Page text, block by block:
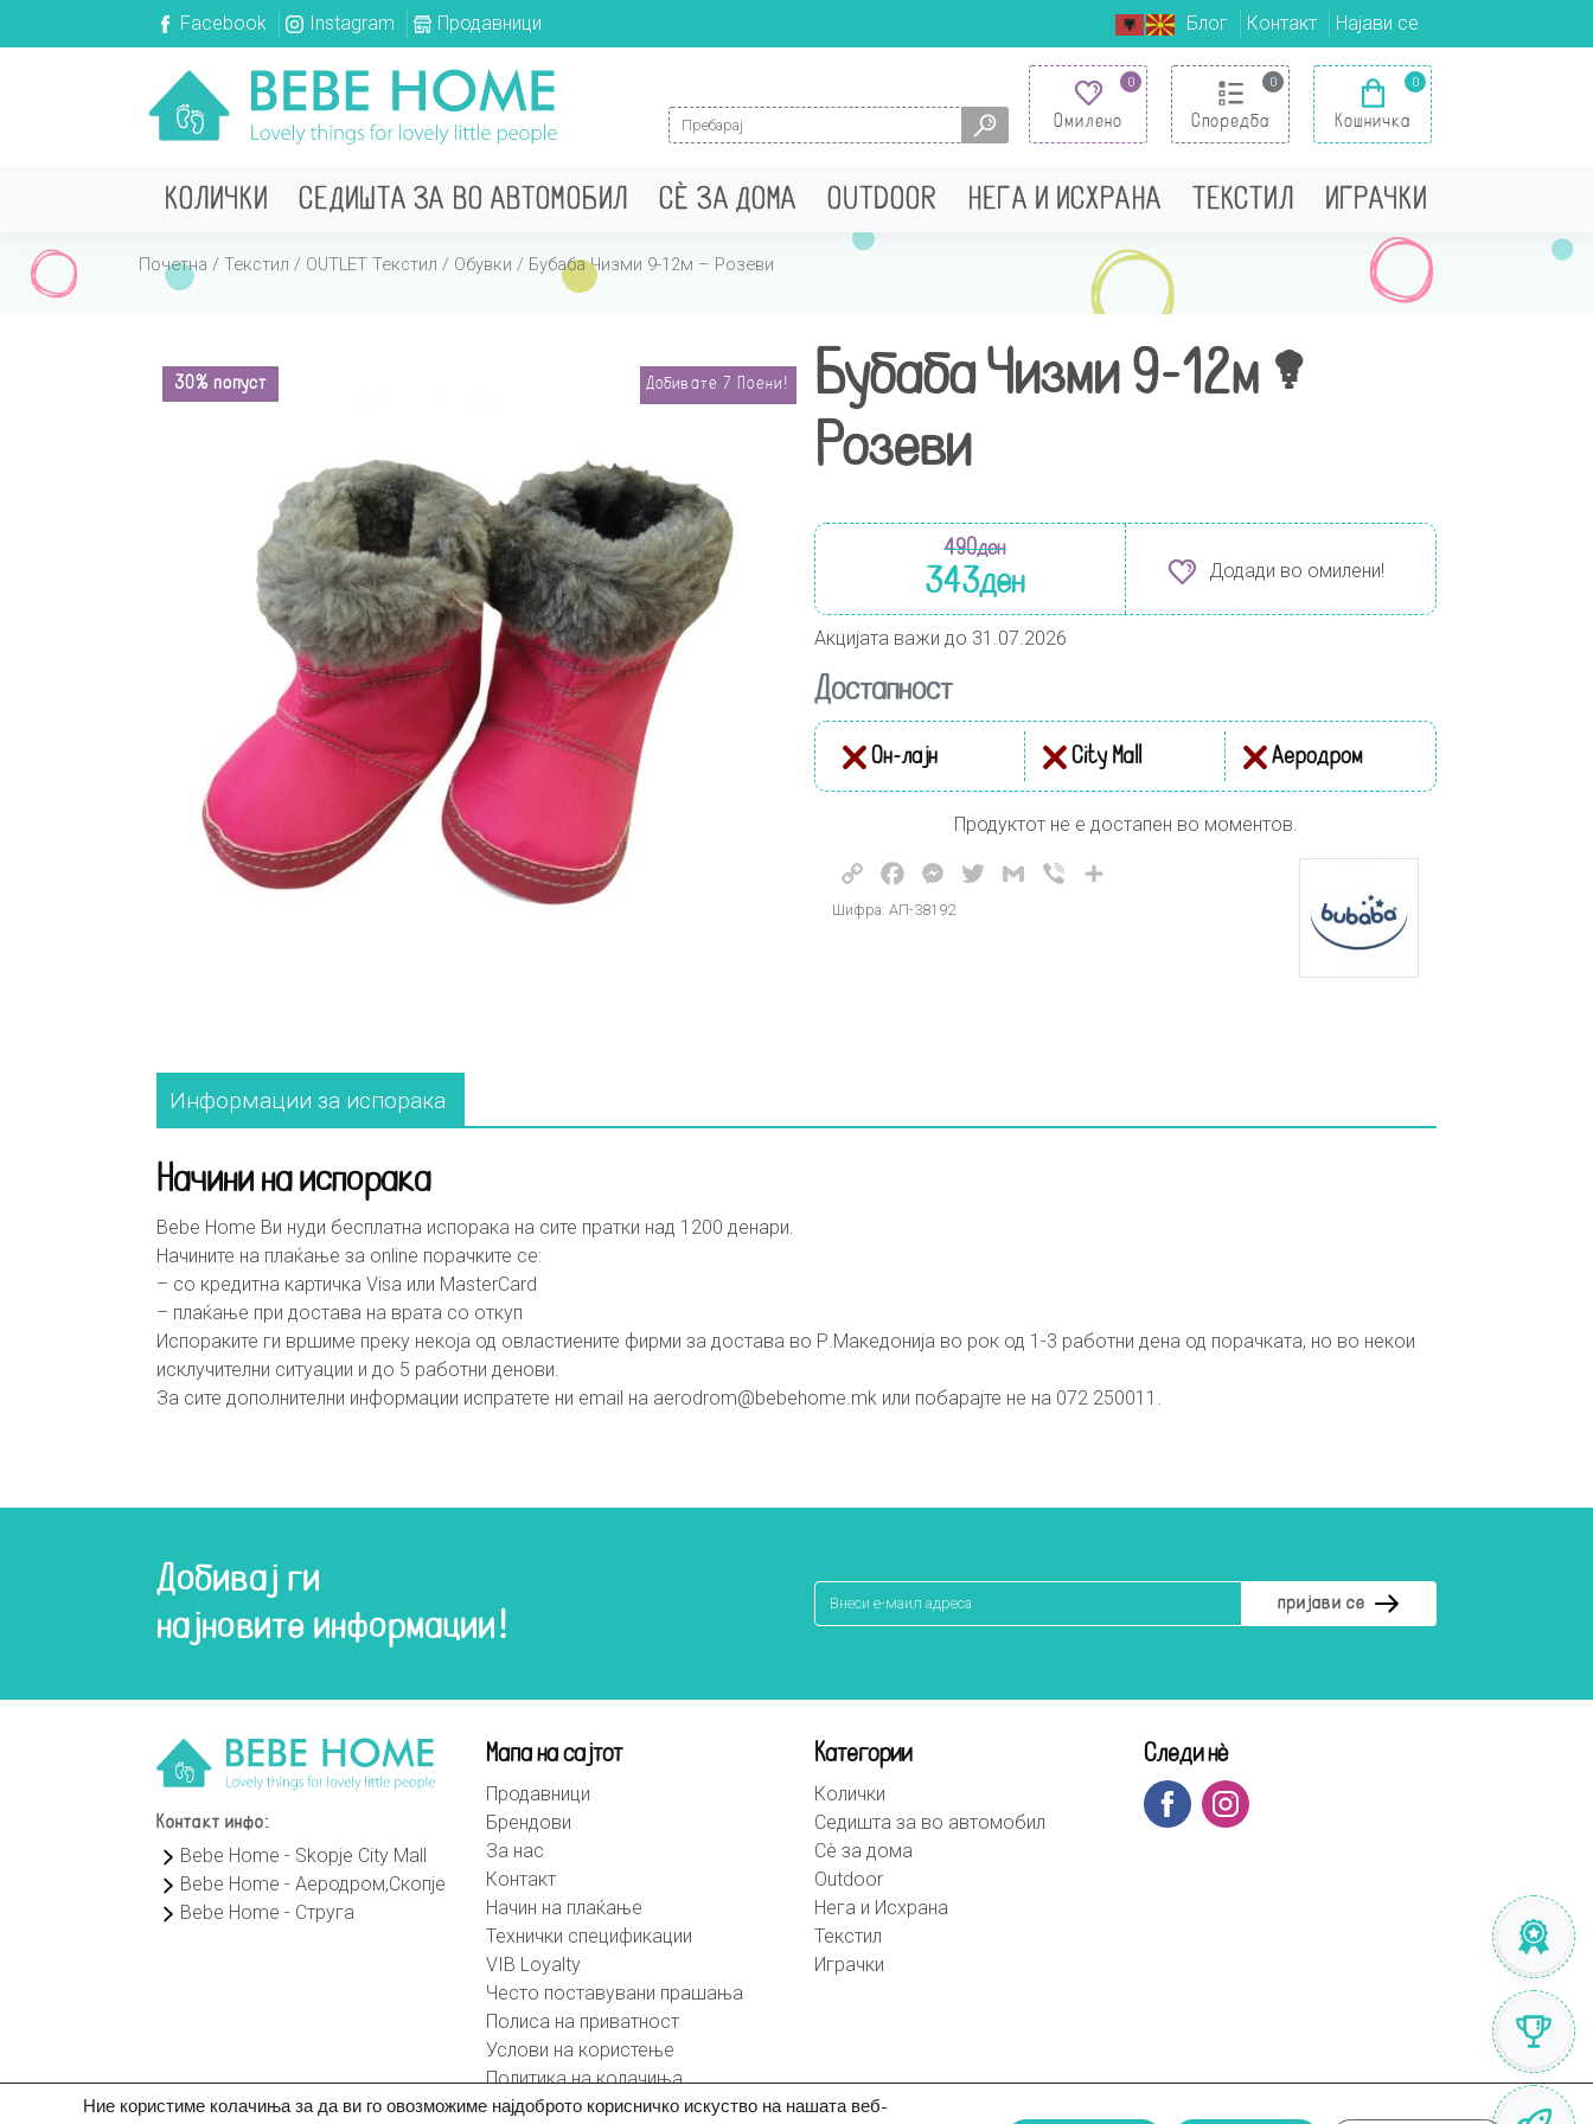
Facebook Instagram Продавници Блог Контакт Најави се
Search for:
0
Омилено
0
Споредба
0
Кошничка
КОЛИЧКИ СЕДИШТА ЗА ВО АВТОМОБИЛ СÈ ЗА ДОМА OUTDOOR НЕГА И ИСХРАНА ТЕКСТИЛ ИГРАЧКИ
Почетна / Текстил / OUTLET Текстил / Обувки / Бубаба Чизми 9-12м – Розеви
30% попуст Добивате 7 Поени!
Бубаба Чизми 9-12м –
Розеви
490ден
343ден Додади во омилени!
Акцијата важи до 31.07.2026
Достапност
Он-лајн City Mall Аеродром
Продуктот не е достапен во моментов.
Copy
Link
FacebookMessenger
TwitterGmail Viber
Шифра: АП-38192
Информации за испорака
Начини на испорака
Bebe Home Ви нуди бесплатна испорака на сите пратки над 1200 денари.
Начините на плаќање за online порачките се:
– со кредитна картичка Visa или MasterCard
– плаќање при достава на врата со откуп
Испораките ги вршиме преку некоја од овластиените фирми за достава во Р.Македонија во рок од 1-3 работни дена од порачката, но во некои
исклучителни ситуации и до 5 работни денови.
За сите дополнителни информации испратете ни email на aerodrom@bebehome.mk или побарајте не на 072 250011.
Добивај ги
најновите информации!
Контакт инфо:
Bebe Home - Skopje City Mall
Bebe Home - Аеродром,Скопје
Bebe Home - Струга
Мапа на сајтот
Продавници
Брендови
За нас
Контакт
Начин на плаќање
Технички спецификации
VIB Loyalty
Често поставувани прашања
Полиса на приватност
Услови на користење
Политика на колачиња
Категории
Колички
Седишта за во автомобил
Сè за дома
Outdoor
Нега и Исхрана
Текстил
Играчки
Следи нè
Ние користиме колачиња за да ви го овозможиме најдоброто корисничко искуство на нашата веб-